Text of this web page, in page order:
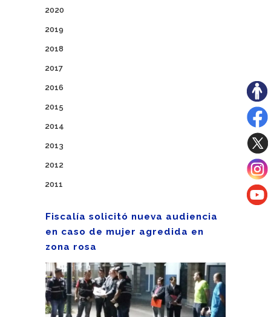
2020
2019
2018
2017
2016
2015
2014
2013
2012
2011
Fiscalía solicitó nueva audiencia
en caso de mujer agredida en
zona rosa